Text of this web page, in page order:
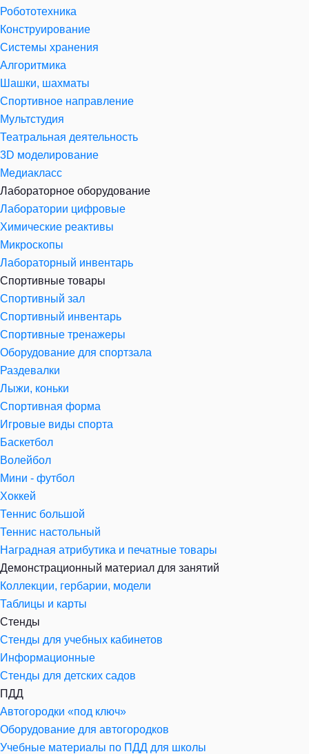
Робототехника
Конструирование
Системы хранения
Алгоритмика
Шашки, шахматы
Спортивное направление
Мультстудия
Театральная деятельность
3D моделирование
Медиакласс
Лабораторное оборудование
Лаборатории цифровые
Химические реактивы
Микроскопы
Лабораторный инвентарь
Спортивные товары
Спортивный зал
Спортивный инвентарь
Спортивные тренажеры
Оборудование для спортзала
Раздевалки
Лыжи, коньки
Спортивная форма
Игровые виды спорта
Баскетбол
Волейбол
Мини - футбол
Хоккей
Теннис большой
Теннис настольный
Наградная атрибутика и печатные товары
Демонстрационный материал для занятий
Коллекции, гербарии, модели
Таблицы и карты
Стенды
Стенды для учебных кабинетов
Информационные
Стенды для детских садов
ПДД
Автогородки «под ключ»
Оборудование для автогородков
Учебные материалы по ПДД для школы